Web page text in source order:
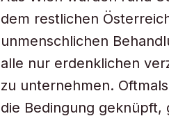
dem restlichen
unmenschlichen
alle nur erdenklichen
zu unternehmen.
die Bedingung geknüpft,